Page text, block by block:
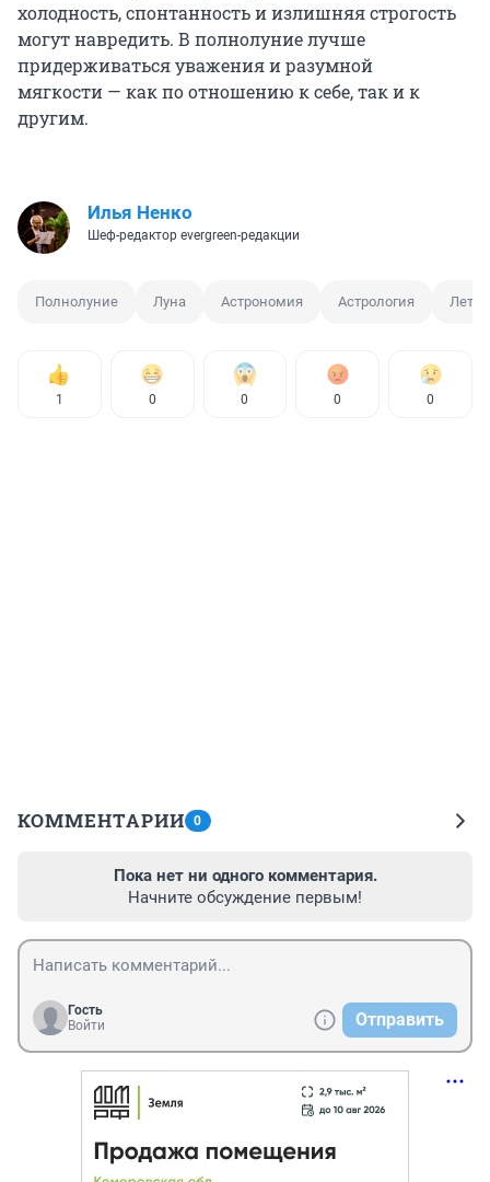
холодность, спонтанность и излишняя строгость
могут навредить. В полнолуние лучше
придерживаться уважения и разумной
мягкости — как по отношению к себе, так и к
другим.
Илья Ненко
Шеф-редактор evergreen-редакции
Полнолуние Луна Астрономия Астрология Лето
1 0 0 0 0
КОММЕНТАРИИ 0
Пока нет ни одного комментария.
Начните обсуждение первым!
Гость
Войти
Отправить